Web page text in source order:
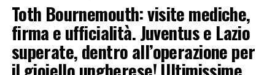
Toth Bournemouth: visite mediche,
firma e ufficialità. Juventus e Lazio
superate, dentro all’operazione per